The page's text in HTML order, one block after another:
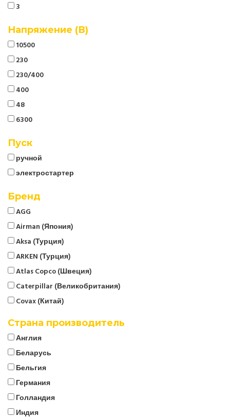
3
Напряжение (В)
10500
230
230/400
400
48
6300
Пуск
ручной
электростартер
Бренд
AGG
Airman (Япония)
Aksa (Турция)
ARKEN (Турция)
Atlas Copco (Швеция)
Caterpillar (Великобритания)
Covax (Китай)
Cummins (Великобритания)
Страна производитель
Англия
Беларусь
Бельгия
Германия
Голландия
Индия